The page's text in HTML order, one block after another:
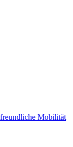
Mobilität